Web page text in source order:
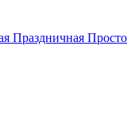
Праздничная Просто